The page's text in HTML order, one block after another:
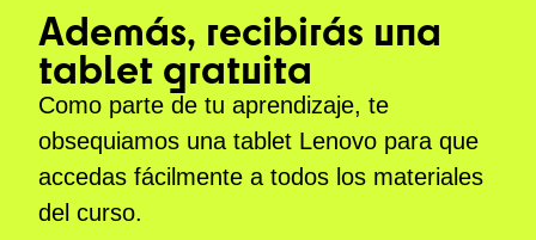
Además, recibirás una
tablet gratuita
Como parte de tu aprendizaje, te
obsequiamos una tablet Lenovo para que
accedas fácilmente a todos los materiales
del curso.